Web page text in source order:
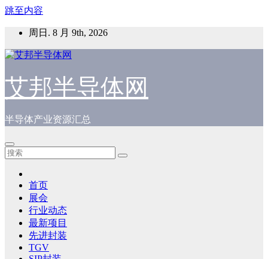
跳至内容
周日. 8 月 9th, 2026
艾邦半导体网
半导体产业资源汇总
首页
展会
行业动态
最新项目
先进封装
TGV